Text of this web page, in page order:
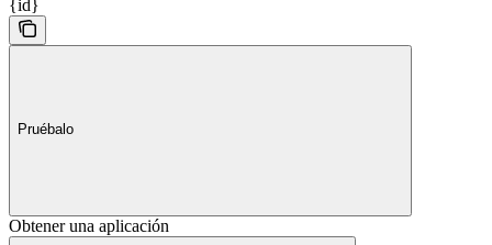
{id}
Pruébalo
Obtener una aplicación